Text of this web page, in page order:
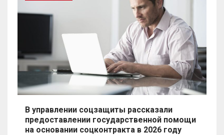
В управлении соцзащиты рассказали
предоставлении государственной помощи
на основании соцконтракта в 2026 году